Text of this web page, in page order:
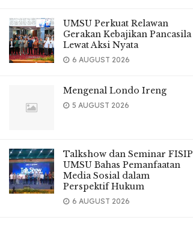
UMSU Perkuat Relawan
Gerakan Kebajikan Pancasila
Lewat Aksi Nyata
6 AUGUST 2026
Mengenal Londo Ireng
5 AUGUST 2026
Talkshow dan Seminar FISIP
UMSU Bahas Pemanfaatan
Media Sosial dalam
Perspektif Hukum
6 AUGUST 2026